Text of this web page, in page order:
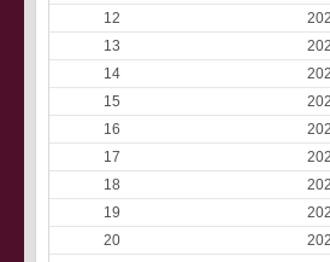
12
13
14
15
16
17
18
19
20